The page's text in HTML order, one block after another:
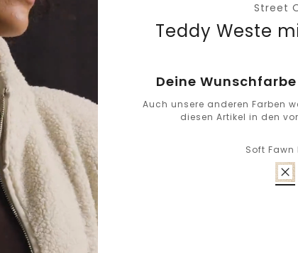
Street
Teddy Weste
Deine
Auch unsere anderen Farben
diesen Artikel in den
Soft Fawn